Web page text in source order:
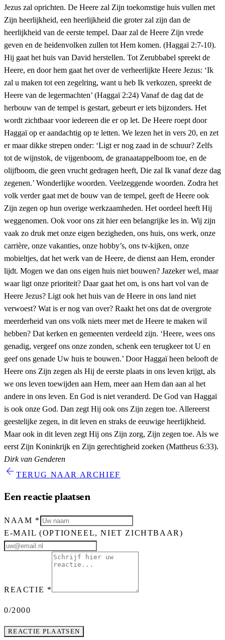
Jezus zal oprichten. De Heere zal Zijn toekomstige huis vullen met
Zijn heerlijkheid, een heerlijkheid die groter zal zijn dan de
heerlijkheid van de eerste tempel. Daar zal de Heere Zijn vrede
geven en de heidenvolken zullen tot Hem komen. (Haggaï 2:7-10).
Hij gaat het huis van David herstellen. Tot Zerubbabel spreekt de
Heere, en door hem gaat het over de verheerlijkte Heere Jezus: ‘Ik
zal u maken tot een zegelring, want u heb Ik verkozen, spreekt de
Heere van de legermachten’ (Haggaï 2:24) Vanaf de dag dat de
herbouw van de tempel is gestart, gebeurt er iets bijzonders. Het
wordt zichtbaar voor iedereen die er op let. De Heere roept door
Haggaï op er aandachtig op te letten. We lezen het in vers 20, en zet
er maar dikke strepen onder: ‘Ligt er nog zaad in de schuur? Zelfs
tot de wijnstok, de vijgenboom, de granaatappelboom toe, en de
olijfboom, die geen vrucht gedragen heeft, Die zal Ik vanaf deze dag
zegenen.’ Wonderlijke woorden. Veelzeggende woorden. Zodra het
volk verder gaat met de bouw van de tempel, geeft de Heere ook
Zijn zegen op hun overige werkzaamheden. Het oordeel heeft Hij
weggenomen. Ook voor ons zit hier een belangrijke les in. Wij zijn
vaak zo druk met onze eigen bezigheden, ons huis, ons werk, onze
carrière, onze vakanties, onze hobby’s, ons tv-kijken, onze
mobieltjes, dat het werk van de Heere, de dienst aan Hem, eronder
lijdt. Mogen we dan ons eigen huis niet bouwen? Jazeker wel, maar
waar ligt onze prioriteit? Daar gaat het om, is ons hart vol van de
Heere Jezus? Ligt ook het huis van de Heere in ons land niet
verwoest? Wat is er nog van over? Raakt het ons dat de overgrote
meerderheid van ons volk niets meer met de Heere te maken wil
hebben? Dat kerken en gemeenten verdeeld zijn. ‘Heere, wees ons
genadig, vergeef ons onze zonden, schenk een terugkeer tot U en
geef ons genade Uw huis te bouwen.’ Door Haggaï heen belooft de
Heere ons Zijn zegen als Hij de eerste plaats in ons leven krijgt, als
we ons leven toewijden aan Hem, meer aan Hem dan aan al het
andere in ons leven. En God is niet veranderd. De God van Haggaï
is ook onze God. Dan zegt Hij ook ons Zijn zegen toe. Allereerst
geestelijke zegen, in dit leven en straks de eeuwige heerlijkheid.
Maar ook in dit leven zegt Hij ons Zijn zorg, Zijn zegen toe. Als we
eerst Zijn Koninkrijk en Zijn gerechtigheid zoeken (Mattheus 6:33).
Dirk van Genderen
arrow_back TERUG NAAR ARCHIEF
Een reactie plaatsen
NAAM *
E-MAIL(OPTIONEEL, NIET ZICHTBAAR)
REACTIE *
0/2000
REACTIE PLAATSEN